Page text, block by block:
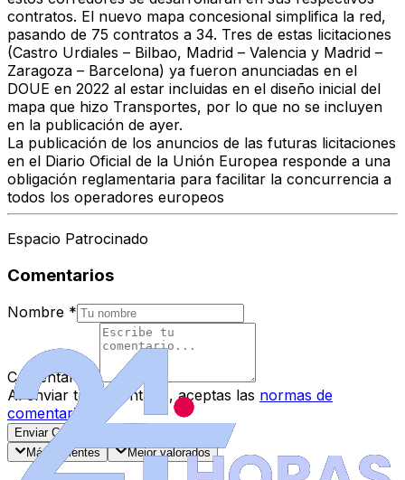
contratos. El nuevo mapa concesional simplifica la red,
pasando de 75 contratos a 34. Tres de estas licitaciones
(Castro Urdiales – Bilbao, Madrid – Valencia y Madrid –
Zaragoza – Barcelona) ya fueron anunciadas en el
DOUE en 2022 al estar incluidas en el diseño inicial del
mapa que hizo Transportes, por lo que no se incluyen
en la publicación de ayer.
La publicación de los anuncios de las futuras licitaciones
en el Diario Oficial de la Unión Europea responde a una
obligación reglamentaria para facilitar la concurrencia a
todos los operadores europeos
Espacio Patrocinado
Comentarios
Nombre *
Comentario
*
Al enviar tu comentario, aceptas las normas de
comentarios
Enviar Comentario
Más recientes
Mejor valorados